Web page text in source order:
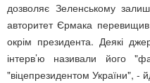
дозволяє Зеленському
авторитет Єрмака перевищив
окрім президента. Деякі
інтерв’ю називали його
"віцепрезидентом України", -